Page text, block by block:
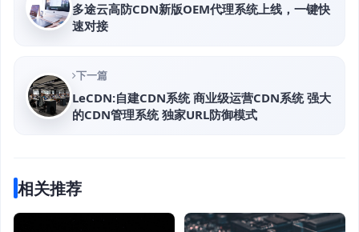
多途云高防CDN新版OEM代理系统上线，一键快
速对接
下一篇
LeCDN:自建CDN系统 商业级运营CDN系统 强大
的CDN管理系统 独家URL防御模式
相关推荐